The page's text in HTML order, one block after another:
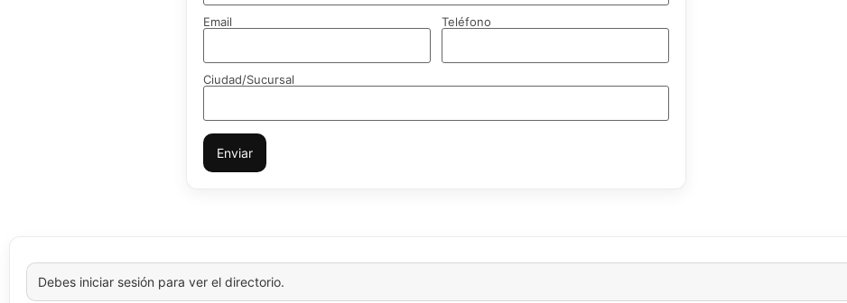
Email Teléfono
Ciudad/Sucursal
Enviar
Debes iniciar sesión para ver el directorio.